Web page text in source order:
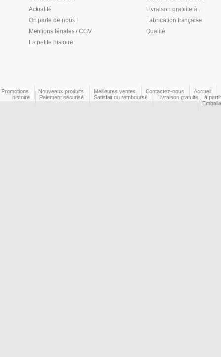
Actualité
On parle de nous !
Mentions légales / CGV
La petite histoire
Livraison gratuite à...
Fabrication française
Qualité
Promotions Nouveaux produits Meilleures ventes Contactez-nous Accueil
histoire
Paiement sécurisé Satisfait ou remboursé
Livraison gratuite... à